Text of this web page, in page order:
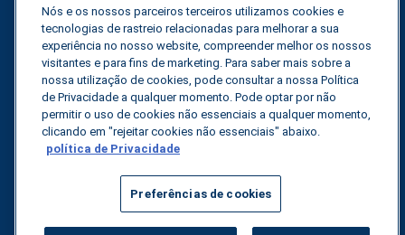
Calculadora de otimização do transporte
Rastreador de tarifas
Contactar-nos
Todos os direitos reservados. Política de privacidade
Nós e os nossos parceiros terceiros utilizamos cookies e
tecnologias de rastreio relacionadas para melhorar a sua
experiência no nosso website, compreender melhor os nossos
visitantes e para fins de marketing. Para saber mais sobre a
nossa utilização de cookies, pode consultar a nossa Política
de Privacidade a qualquer momento. Pode optar por não
permitir o uso de cookies não essenciais a qualquer momento,
clicando em "rejeitar cookies não essenciais" abaixo.
política de Privacidade
Preferências de cookies